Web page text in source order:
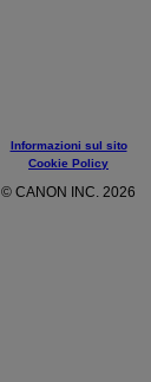
Informazioni sul sito
Cookie Policy
© CANON INC. 2026